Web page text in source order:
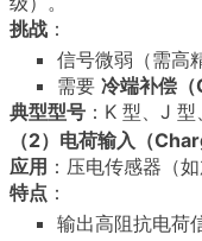
挑战 ：
信号微弱（需高
需要 冷端补偿（
典型型号 ：K 型、J 型
（2）电荷输入（
应用 ：压电传感器（
特点 ：
输出高阻抗电荷